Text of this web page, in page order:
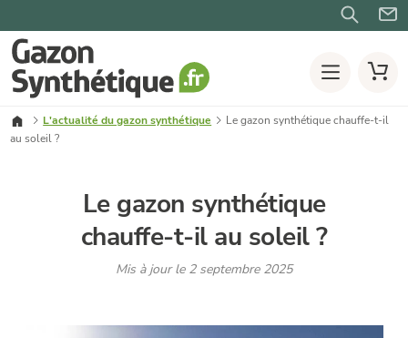
L'actualité du gazon synthétique
Le gazon synthétique chauffe-t-il
au soleil ?
Le gazon synthétique
chauffe-t-il au soleil ?
Mis à jour le 2 septembre 2025